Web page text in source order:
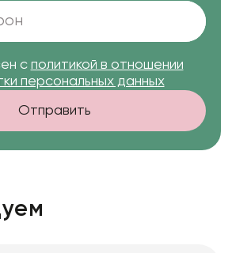
с политикой в отношении
персональных данных
Отправить